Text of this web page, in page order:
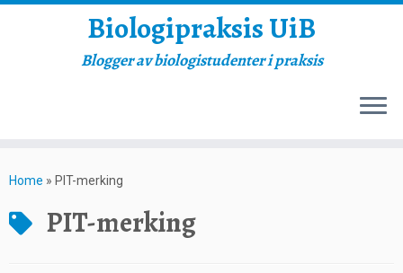
to
Biologipraksis UiB
Blogger av biologistudenter i praksis
Home » PIT-merking
PIT-merking